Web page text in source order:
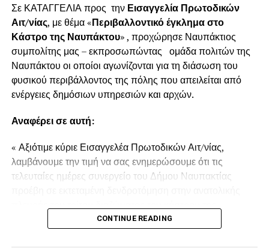
Σε ΚΑΤΑΓΓΕΛΙΑ προς την Εισαγγελία Πρωτοδικών
Αιτ/νίας, με θέμα «Περιβαλλοντικό έγκλημα στο
Κάστρο της Ναυπάκτου» , προχώρησε Ναυπάκτιος
συμπολίτης μας – εκπροσωπώντας ομάδα πολιτών της
Ναυπάκτου οι οποίοι αγωνίζονται για τη διάσωση του
φυσικού περιβάλλοντος της πόλης που απειλείται από
ενέργειες δημόσιων υπηρεσιών και αρχών.
Αναφέρει σε αυτή:
« Αξιότιμε κύριε Εισαγγελέα Πρωτοδικών Αιτ/νίας,
λαμβάνουμε την τιμή να σας ενημερώσουμε ότι τις
τελευταίες ημέρες συνεργείο του Δήμου Ναυπακτίας
Ναυπάκτου πάνω από τη Ντάπια Τσαούς.
Παρόμοια ενέργεια πραγματοποιήθηκε και το Καλοκαίρι
CONTINUE READING